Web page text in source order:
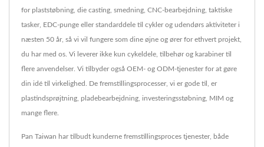
for plaststøbning, die casting, smedning, CNC-bearbejdning, taktiske
tasker, EDC-punge eller standarddele til cykler og udendørs aktiviteter i
næsten 50 år, så vi vil fungere som dine øjne og ører for ethvert projekt,
du har med os. Vi leverer ikke kun cykeldele, tilbehør og karabiner til
flere anvendelser. Vi tilbyder også OEM- og ODM-tjenester for at gøre
din idé til virkelighed. De fremstillingsprocesser, vi er gode til, er
plastindsprøjtning, pladebearbejdning, investeringsstøbning, MIM og
mange flere.
Pan Taiwan har tilbudt kunderne fremstillingsproces tjenester, både